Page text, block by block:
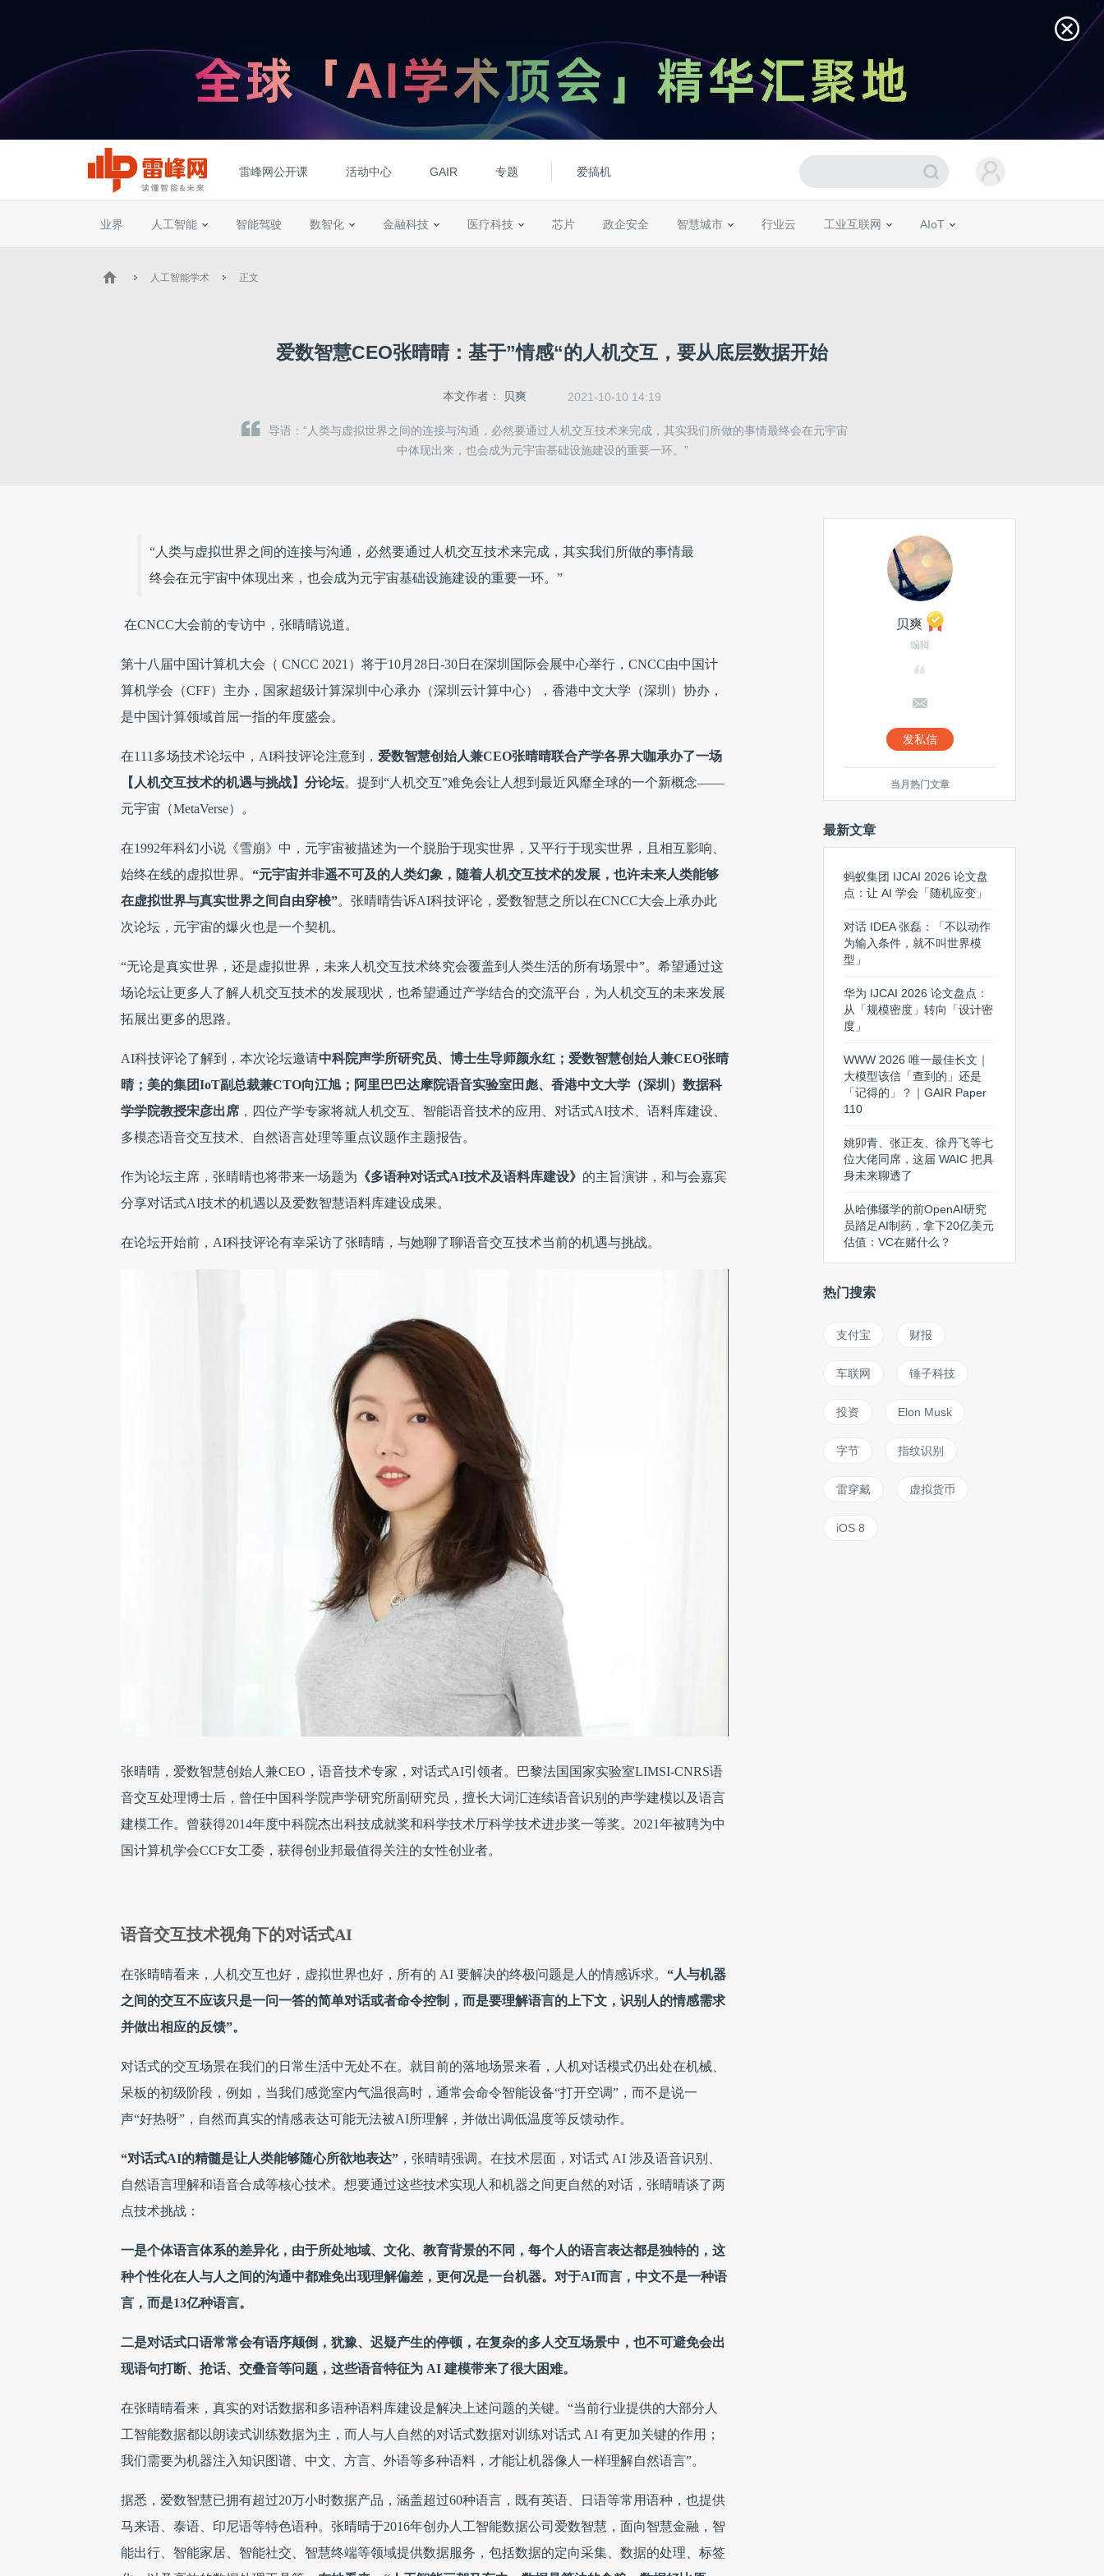
雷峰网公开课 活动中心 GAIR 专题 爱搞机
业界 人工智能 智能驾驶 数智化 金融科技 医疗科技 芯片 政企安全 智慧城市 行业云 工业互联网 AIoT
人工智能学术 正文
爱数智慧CEO张晴晴：基于”情感“的人机交互，要从底层数据开始
本文作者： 贝爽 2021-10-10 14:19
导语：“人类与虚拟世界之间的连接与沟通，必然要通过人机交互技术来完成，其实我们所做的事情最终会在元宇宙
中体现出来，也会成为元宇宙基础设施建设的重要一环。”
“人类与虚拟世界之间的连接与沟通，必然要通过人机交互技术来完成，其实我们所做的事情最
终会在元宇宙中体现出来，也会成为元宇宙基础设施建设的重要一环。”
在CNCC大会前的专访中，张晴晴说道。
第十八届中国计算机大会（ CNCC 2021）将于10月28日-30日在深圳国际会展中心举行，CNCC由中国计
算机学会（CFF）主办，国家超级计算深圳中心承办（深圳云计算中心），香港中文大学（深圳）协办，
是中国计算领域首屈一指的年度盛会。
在111多场技术论坛中，AI科技评论注意到， 爱数智慧创始人兼CEO张晴晴联合产学各界大咖承办了一场
【人机交互技术的机遇与挑战】分论坛。提到“人机交互”难免会让人想到最近风靡全球的一个新概念——
元宇宙（MetaVerse）。
在1992年科幻小说《雪崩》中，元宇宙被描述为一个脱胎于现实世界，又平行于现实世界，且相互影响、
始终在线的虚拟世界。 “元宇宙并非遥不可及的人类幻象，随着人机交互技术的发展，也许未来人类能够
在虚拟世界与真实世界之间自由穿梭”。张晴晴告诉AI科技评论，爱数智慧之所以在CNCC大会上承办此
次论坛，元宇宙的爆火也是一个契机。
“无论是真实世界，还是虚拟世界，未来人机交互技术终究会覆盖到人类生活的所有场景中”。希望通过这
场论坛让更多人了解人机交互技术的发展现状，也希望通过产学结合的交流平台，为人机交互的未来发展
拓展出更多的思路。
AI科技评论了解到，本次论坛邀请中科院声学所研究员、博士生导师颜永红；爱数智慧创始人兼CEO张晴
晴；美的集团IoT副总裁兼CTO向江旭；阿里巴巴达摩院语音实验室田彪、香港中文大学（深圳）数据科
学学院教授宋彦出席 ，四位产学专家将就人机交互、智能语音技术的应用、对话式AI技术、语料库建设、
多模态语音交互技术、自然语言处理等重点议题作主题报告。
作为论坛主席，张晴晴也将带来一场题为 《多语种对话式AI技术及语料库建设》 的主旨演讲，和与会嘉宾
分享对话式AI技术的机遇以及爱数智慧语料库建设成果。
在论坛开始前，AI科技评论有幸采访了张晴晴，与她聊了聊语音交互技术当前的机遇与挑战。
张晴晴，爱数智慧创始人兼CEO，语音技术专家，对话式AI引领者。巴黎法国国家实验室LIMSI-CNRS语
音交互处理博士后，曾任中国科学院声学研究所副研究员，擅长大词汇连续语音识别的声学建模以及语言
建模工作。曾获得2014年度中科院杰出科技成就奖和科学技术厅科学技术进步奖一等奖。2021年被聘为中
国计算机学会CCF女工委，获得创业邦最值得关注的女性创业者。
语音交互技术视角下的对话式AI
在张晴晴看来，人机交互也好，虚拟世界也好，所有的 AI 要解决的终极问题是人的情感诉求。 “人与机器
之间的交互不应该只是一问一答的简单对话或者命令控制，而是要理解语言的上下文，识别人的情感需求
并做出相应的反馈”。
对话式的交互场景在我们的日常生活中无处不在。就目前的落地场景来看，人机对话模式仍出处在机械、
呆板的初级阶段，例如，当我们感觉室内气温很高时，通常会命令智能设备“打开空调”，而不是说一
声“好热呀”，自然而真实的情感表达可能无法被AI所理解，并做出调低温度等反馈动作。
“对话式AI的精髓是让人类能够随心所欲地表达” ，张晴晴强调。在技术层面，对话式 AI 涉及语音识别、
自然语言理解和语音合成等核心技术。想要通过这些技术实现人和机器之间更自然的对话，张晴晴谈了两
点技术挑战：
一是个体语言体系的差异化，由于所处地域、文化、教育背景的不同，每个人的语言表达都是独特的，这
种个性化在人与人之间的沟通中都难免出现理解偏差，更何况是一台机器。对于AI而言，中文不是一种语
言，而是13亿种语言。
二是对话式口语常常会有语序颠倒，犹豫、迟疑产生的停顿，在复杂的多人交互场景中，也不可避免会出
现语句打断、抢话、交叠音等问题，这些语音特征为 AI 建模带来了很大困难。
在张晴晴看来，真实的对话数据和多语种语料库建设是解决上述问题的关键。“当前行业提供的大部分人
工智能数据都以朗读式训练数据为主，而人与人自然的对话式数据对训练对话式 AI 有更加关键的作用；
我们需要为机器注入知识图谱、中文、方言、外语等多种语料，才能让机器像人一样理解自然语言”。
据悉，爱数智慧已拥有超过20万小时数据产品，涵盖超过60种语言，既有英语、日语等常用语种，也提供
马来语、泰语、印尼语等特色语种。张晴晴于2016年创办人工智能数据公司爱数智慧，面向智慧金融，智
能出行、智能家居、智能社交、智慧终端等领域提供数据服务，包括数据的定向采集、数据的处理、标签
贝爽
编辑
发私信
当月热门文章
最新文章
蚂蚁集团 IJCAI 2026 论文盘
点：让 AI 学会「随机应变」
对话 IDEA 张磊：「不以动作
为输入条件，就不叫世界模
型」
华为 IJCAI 2026 论文盘点：
从「规模密度」转向「设计密
度」
WWW 2026 唯一最佳长文｜
大模型该信「查到的」还是
「记得的」？｜GAIR Paper
110
姚卯青、张正友、徐丹飞等七
位大佬同席，这届 WAIC 把具
身未来聊透了
从哈佛辍学的前OpenAI研究
员踏足AI制药，拿下20亿美元
估值：VC在赌什么？
热门搜索
支付宝 财报
车联网 锤子科技
投资 Elon Musk
字节 指纹识别
雷穿戴 虚拟货币
iOS 8